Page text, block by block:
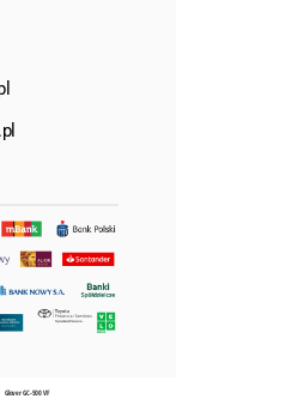
Glover GC-500 VF